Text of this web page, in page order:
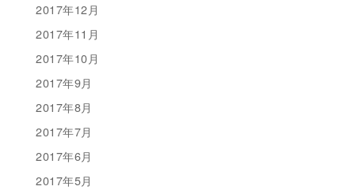
2017年12月
2017年11月
2017年10月
2017年9月
2017年8月
2017年7月
2017年6月
2017年5月